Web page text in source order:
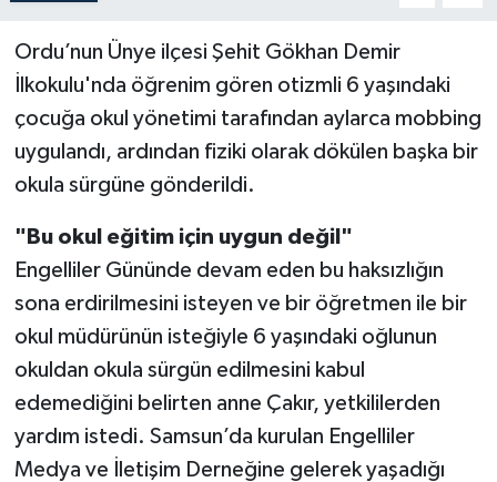
Ordu’nun Ünye ilçesi Şehit Gökhan Demir
İlkokulu'nda öğrenim gören otizmli 6 yaşındaki
çocuğa okul yönetimi tarafından aylarca mobbing
uygulandı, ardından fiziki olarak dökülen başka bir
okula sürgüne gönderildi.
"Bu okul eğitim için uygun değil"
Engelliler Gününde devam eden bu haksızlığın
sona erdirilmesini isteyen ve bir öğretmen ile bir
okul müdürünün isteğiyle 6 yaşındaki oğlunun
okuldan okula sürgün edilmesini kabul
edemediğini belirten anne Çakır, yetkililerden
yardım istedi. Samsun’da kurulan Engelliler
Medya ve İletişim Derneğine gelerek yaşadığı